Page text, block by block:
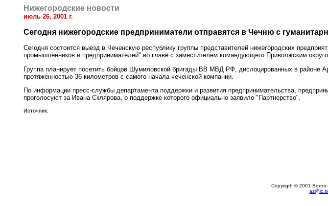
Нижегородские новости
июль 26, 2001 г.
Сегодня нижегородские предприниматели отправятся в Чечню с
Сегодня состоится выезд в Чеченскую республику группы представителей нижегородских
промышленников и предпринимателей" во главе с заместителем командующего Приволжским
Группа планирует посетить бойцов Шумиловской бригады ВВ МВД РФ, дислоцированных в районе
протяженностью 36 километров с самого начала чеченской компании.
По информации пресс-службы департамента поддержки и развития предпринимательства,
проголосуют за Ивана Склярова, о поддержке которого официально заявило "Партнерство".
Источник:
Copyrigth © 2001